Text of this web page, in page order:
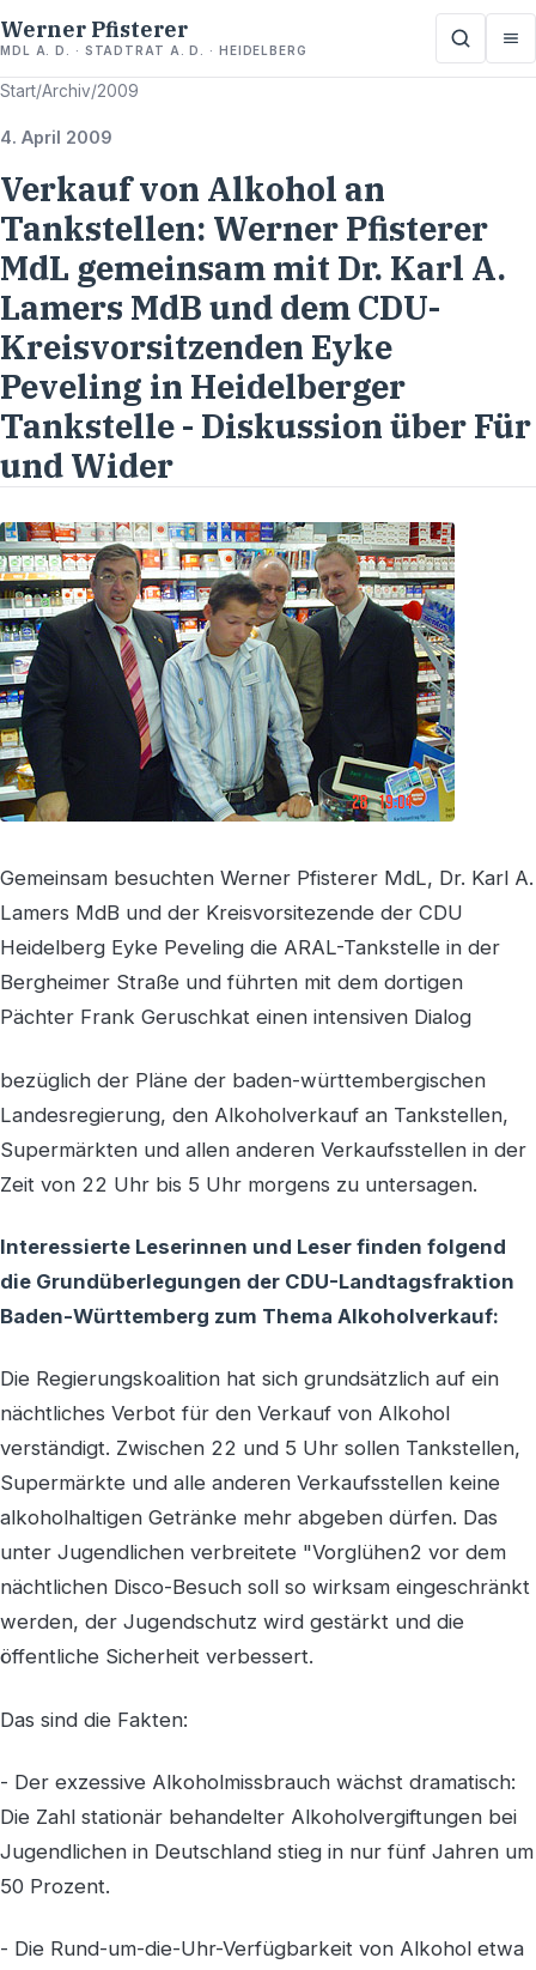
Werner Pfisterer
MDL A. D. · STADTRAT A. D. · HEIDELBERG
Start/Archiv/2009
4. April 2009
Verkauf von Alkohol an
Tankstellen: Werner Pfisterer
MdL gemeinsam mit Dr. Karl A.
Lamers MdB und dem CDU-
Kreisvorsitzenden Eyke
Peveling in Heidelberger
Tankstelle - Diskussion über Für
und Wider
Gemeinsam besuchten Werner Pfisterer MdL, Dr. Karl A.
Lamers MdB und der Kreisvorsitezende der CDU
Heidelberg Eyke Peveling die ARAL-Tankstelle in der
Bergheimer Straße und führten mit dem dortigen
Pächter Frank Geruschkat einen intensiven Dialog
bezüglich der Pläne der baden-württembergischen
Landesregierung, den Alkoholverkauf an Tankstellen,
Supermärkten und allen anderen Verkaufsstellen in der
Zeit von 22 Uhr bis 5 Uhr morgens zu untersagen.
Interessierte Leserinnen und Leser finden folgend
die Grundüberlegungen der CDU-Landtagsfraktion
Baden-Württemberg zum Thema Alkoholverkauf:
Die Regierungskoalition hat sich grundsätzlich auf ein
nächtliches Verbot für den Verkauf von Alkohol
verständigt. Zwischen 22 und 5 Uhr sollen Tankstellen,
Supermärkte und alle anderen Verkaufsstellen keine
alkoholhaltigen Getränke mehr abgeben dürfen. Das
unter Jugendlichen verbreitete "Vorglühen2 vor dem
nächtlichen Disco-Besuch soll so wirksam eingeschränkt
werden, der Jugendschutz wird gestärkt und die
öffentliche Sicherheit verbessert.
Das sind die Fakten:
- Der exzessive Alkoholmissbrauch wächst dramatisch:
Die Zahl stationär behandelter Alkoholvergiftungen bei
Jugendlichen in Deutschland stieg in nur fünf Jahren um
50 Prozent.
- Die Rund-um-die-Uhr-Verfügbarkeit von Alkohol etwa